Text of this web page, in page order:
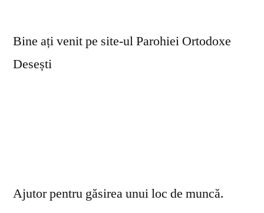
Bine ați venit pe site-ul Parohiei Ortodoxe
Desești
Ajutor pentru găsirea unui loc de muncă.